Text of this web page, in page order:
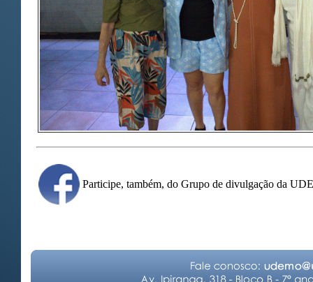
Participe, também, do Grupo de divulgação da